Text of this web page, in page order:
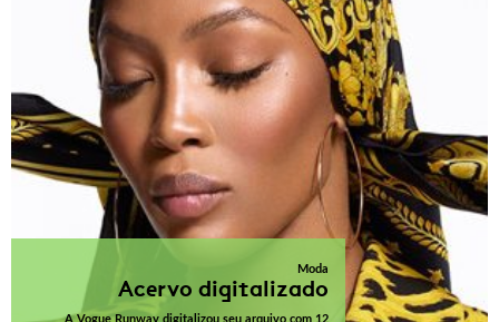
Moda
Acervo digitalizado
A Vogue Runway digitalizou seu arquivo com 12